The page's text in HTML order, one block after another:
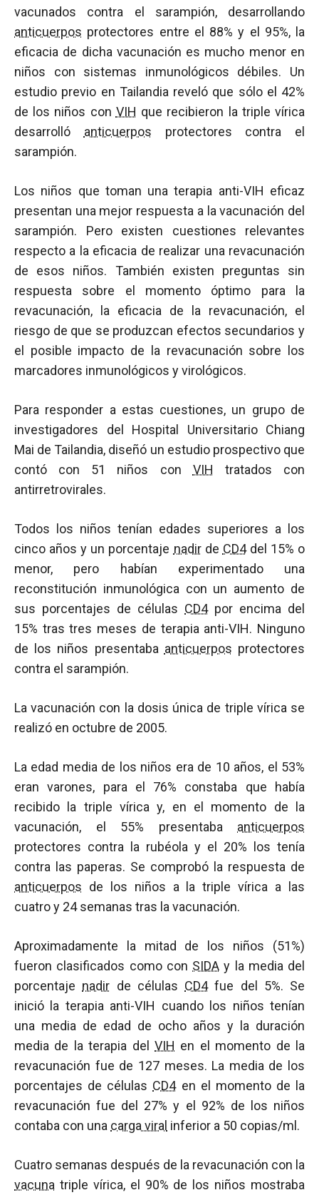
vacunados contra el sarampión, desarrollando
anticuerpos protectores entre el 88% y el 95%, la
eficacia de dicha vacunación es mucho menor en
niños con sistemas inmunológicos débiles. Un
estudio previo en Tailandia reveló que sólo el 42%
de los niños con VIH que recibieron la triple vírica
desarrolló anticuerpos protectores contra el
sarampión.
Los niños que toman una terapia anti-VIH eficaz
presentan una mejor respuesta a la vacunación del
sarampión. Pero existen cuestiones relevantes
respecto a la eficacia de realizar una revacunación
de esos niños. También existen preguntas sin
respuesta sobre el momento óptimo para la
revacunación, la eficacia de la revacunación, el
riesgo de que se produzcan efectos secundarios y
el posible impacto de la revacunación sobre los
marcadores inmunológicos y virológicos.
Para responder a estas cuestiones, un grupo de
investigadores del Hospital Universitario Chiang
Mai de Tailandia, diseñó un estudio prospectivo que
contó con 51 niños con VIH tratados con
antirretrovirales.
Todos los niños tenían edades superiores a los
cinco años y un porcentaje nadirde CD4del 15% o
menor, pero habían experimentado una
reconstitución inmunológica con un aumento de
sus porcentajes de células CD4por encima del
15% tras tres meses de terapia anti-VIH. Ninguno
de los niños presentaba anticuerpos protectores
contra el sarampión.
La vacunación con la dosis única de triple vírica se
realizó en octubre de 2005.
La edad media de los niños era de 10 años, el 53%
eran varones, para el 76% constaba que había
recibido la triple vírica y, en el momento de la
vacunación, el 55% presentaba anticuerpos
protectores contra la rubéola y el 20% los tenía
contra las paperas. Se comprobó la respuesta de
anticuerpos de los niños a la triple vírica a las
cuatro y 24 semanas tras la vacunación.
Aproximadamente la mitad de los niños (51%)
fueron clasificados como con SIDA y la media del
porcentaje nadir de células CD4fue del 5%. Se
inició la terapia anti-VIH cuando los niños tenían
una media de edad de ocho años y la duración
media de la terapia del VIH en el momento de la
revacunación fue de 127 meses. La media de los
porcentajes de células CD4en el momento de la
revacunación fue del 27% y el 92% de los niños
contaba con una carga viral inferior a 50 copias/ml.
Cuatro semanas después de la revacunación con la
vacuna triple vírica, el 90% de los niños mostraba